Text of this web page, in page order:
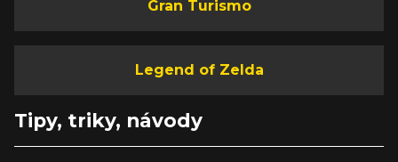
Gran Turismo
Legend of Zelda
Tipy, triky, návody